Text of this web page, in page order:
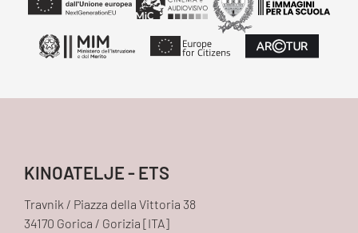
KINOATELJE - ETS
Travnik / Piazza della Vittoria 38
34170 Gorica / Gorizia [ITA]